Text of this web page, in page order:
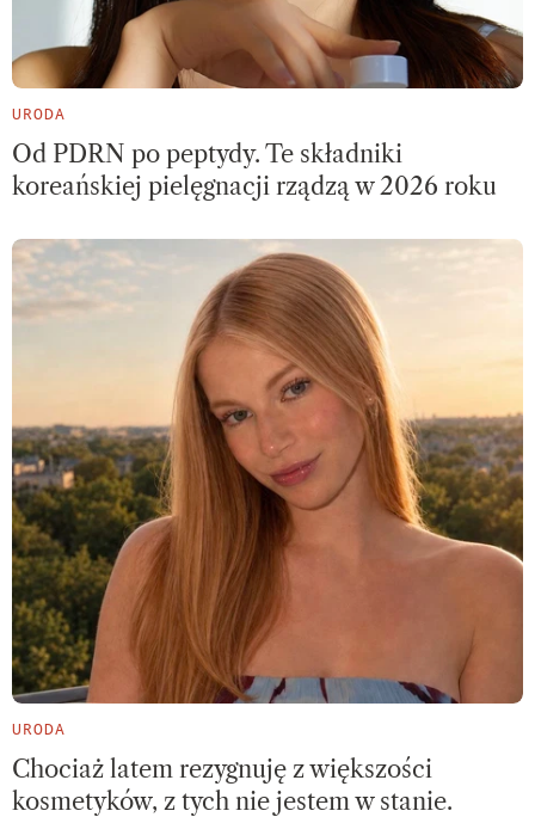
URODA
Od PDRN po peptydy. Te składniki
koreańskiej pielęgnacji rządzą w 2026 roku
URODA
Chociaż latem rezygnuję z większości
kosmetyków, z tych nie jestem w stanie.